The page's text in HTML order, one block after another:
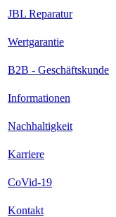
JBL Reparatur
Wertgarantie
B2B - Geschäftskunde
Informationen
Nachhaltigkeit
Karriere
CoVid-19
Kontakt